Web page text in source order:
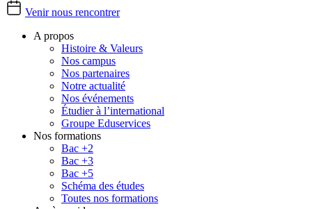
Venir nous rencontrer
A propos
Histoire & Valeurs
Nos campus
Nos partenaires
Notre actualité
Nos événements
Étudier à l’international
Groupe Eduservices
Nos formations
Bac +2
Bac +3
Bac +5
Schéma des études
Toutes nos formations